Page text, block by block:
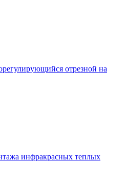
отрезной на
инфракрасных теплых